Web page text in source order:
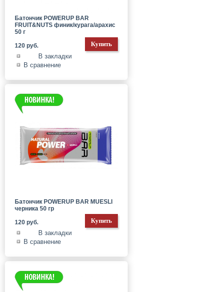
Батончик POWERUP BAR
FRUIT&NUTS финик/курага/арахис
50 г
120 руб.
В закладки
В сравнение
Батончик POWERUP BAR MUESLI
черника 50 гр
120 руб.
В закладки
В сравнение